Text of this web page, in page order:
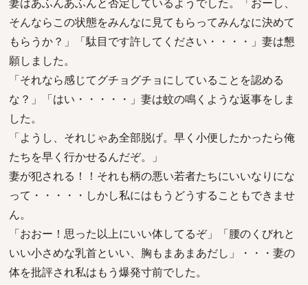
そんならこの状態をみんなに見てもらってみんなに決めて
もらうか？」「駄目です許してください・・・・」妻は懇
願しました。
「それなら感じてグチョグチョにしていることを認める
な？」「はい・・・・・」妻は蚊の鳴くような返事をしま
した。
「ようし、それじゃあ全部脱げ。早く小便したかったら俺
たちを早く行かせるんだぞ。」
妻が犯される！！それも柄の悪い若者たちにいいなりにな
って・・・・・しかし私にはもうどうすることもできませ
ん。
「おおー！思った以上にいい体してるぞ」「腰のくびれと
いい小さめな乳首といい、胸もまあまあだし」・・・妻の
体を批評され私はもう爆発寸前でした。